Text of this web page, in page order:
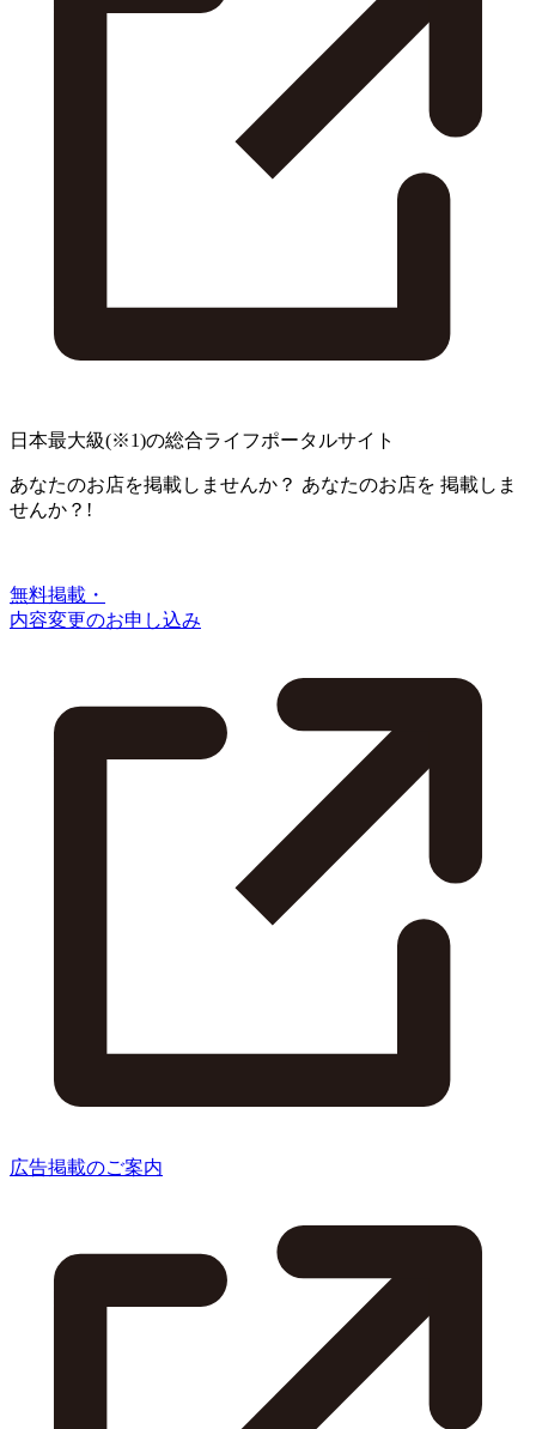
日本最大級(※1)の総合ライフポータルサイト
あなたのお店を掲載しませんか？ あなたのお店を 掲載しま
せんか？!
無料掲載・
内容変更のお申し込み
広告掲載のご案内